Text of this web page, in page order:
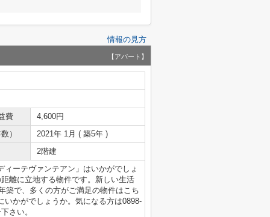
情報の見方
【アパート】
費
4,600円
）
2021年 1月 ( 築5年 )
2階建
ーテヴァンテアン」はいかがでしょ
離に立地する物件です。新しい生活
築で、多くの方がご満足の物件はこち
かがでしょうか。気になる方は0898-
さい。